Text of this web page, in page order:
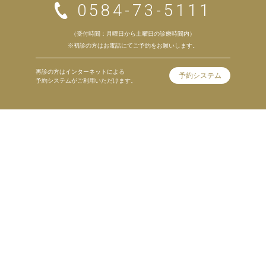
0584-73-5111
（受付時間：月曜日から土曜日の診療時間内）
※初診の方はお電話にてご予約をお願いします。
再診の方はインターネットによる
予約システムがご利用いただけます。
予約システム